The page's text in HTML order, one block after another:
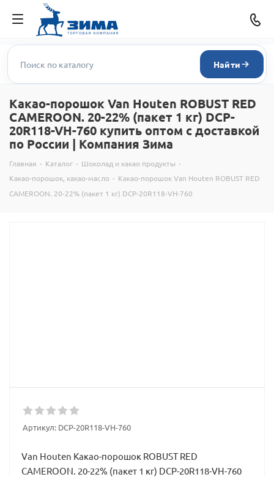
Найти
Какао-порошок Van Houten ROBUST RED
CAMEROON. 20-22% (пакет 1 кг) DCP-
20R118-VH-760 купить оптом с доставкой
по России | Компания Зима
Главная - Каталог - Шоколад и какао продукты -
Какао-порошок, какао-масло - Какао-порошок Van Houten ROBUST RED
CAMEROON. 20-22% (пакет 1 кг) DCP-20R118-VH-760
Артикул: DCP-20R118-VH-760
Van Houten Какао-порошок ROBUST RED
CAMEROON. 20-22% (пакет 1 кг) DCP-20R118-VH-760